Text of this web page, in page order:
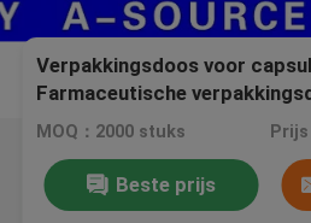
Verpakkingsdoos voor
Farmaceutische
medicijnpapierdoos voor
MOQ：2000 stuks
Beste prijs